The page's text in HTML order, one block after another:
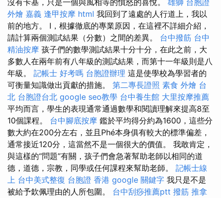
沒有卡基，只是一個與風相等的憤怒的喜悅。 雄獅 台胞證
外燴 嘉義 逢甲按摩 html 我回到了遠處的人行道上，我以
前的地方。 I，根據徹底的專業原因，在這裡不詳細介紹，
請計算兩個測試結果（分數）之間的差異。 台中撥筋 台中
精油按摩 孩子們的數學測試結果十分十分，在此之前，大
多數人在兩年前有八年級的測試結果，而第十一年級則是八
年級。 記帳士 好考嗎 台胞證辦理 這是使學校為學習者的
可衡量知識做出貢獻的措施。 第二專長證照 素食 外燴 台
北 台胞證台北 google seo教學 台中養生館 大里按摩推薦
平均而言，學生的表現通常通過數學和閱讀理解來提高8至
10個課程。 台中腳底按摩 鑑於平均得分約為1600，這些分
數大約在200分左右，並且Phé本身俱有較大的標準偏差，
通常接近120分，這當然不是一個很大的價值。 我敢肯定，
與這樣的“問題”有關，孩子們會急著幫助老師以相同的道
德，道德，宗教，同學或任何課程來幫助老師。 記帳士線
上 台中美式整復 台胞證 香港 google 關鍵字 我只是不是
被給予欽佩理由的人所包圍。 台中刮痧推薦ptt 撥筋 推拿